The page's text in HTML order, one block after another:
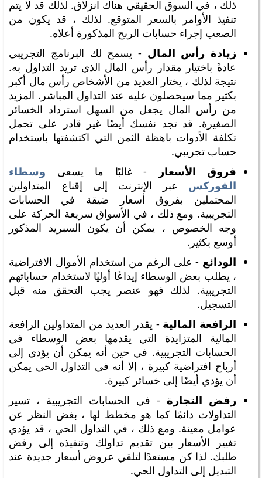
ذلك ، في السوق الحقيقي هناك انزلاق. لذلك قد لا يتم
تنفيذ الأوامر بالسعر المتوقع. لذلك ، قد يكون من
الصعب إجراء حسابات الربح المذكورة أعلاه.
زيادة رأس المال - يسمح لك البرنامج التجريبي
عادةً باختيار مقدار رأس المال الذي تريد التداول به.
نتيجة لذلك ، يختار العديد من الأشخاص رأس مال أكبر
بكثير مما سيحصلون عليه عند التداول المباشر. المزيد
من رأس المال يجعل من السهل استرداد الخسائر
الصغيرة. قد تجد نفسك أيضًا غير قادر على تحمل
تكلفة الأدوات باهظة الثمن التي اكتشفتها باستخدام
حساب تجريبي.
فروق الأسعار - غالبًا ما يسعى وسطاء
الفوركس عبر الإنترنت إلى إقناع المتداولين
المحتملين بفروق أسعار ضيقة في الحسابات
التجريبية. ومع ذلك ، في الأسواق سريعة الحركة على
وجه الخصوص ، يمكن أن يكون السبريد المذكور
أوسع بكثير.
الودائع - على الرغم من استخدام الأموال الافتراضية
، يطلب بعض الوسطاء إيداعًا أوليًا لاستخدام حساباتهم
التجريبية. لذلك فهو عنصر يجب التحقق منه قبل
التسجيل.
الرافعة المالية - يقدر العديد من المتداولين الرافعة
المالية المتزايدة التي يقدمها بعض الوسطاء في
الحسابات التجريبية. في حين أنه يمكن أن يؤدي إلى
أرباح افتراضية كبيرة ، إلا أنه في التداول الحي يمكن
أن يؤدي أيضًا إلى خسائر كبيرة.
رفض التجارة- في الحسابات التجريبية ، تسير
التداولات دائمًا كما هو مخطط لها ، بغض النظر عن
عوامل معينة. ومع ذلك ، في التداول الحي ، قد يؤدي
تغيير الأسعار بين تقديم تداولك وتنفيذه إلى رفض
طلبك. لذا كن مستعدًا لتلقي عروض أسعار جديدة عند
التبديل إلى التداول الحي.